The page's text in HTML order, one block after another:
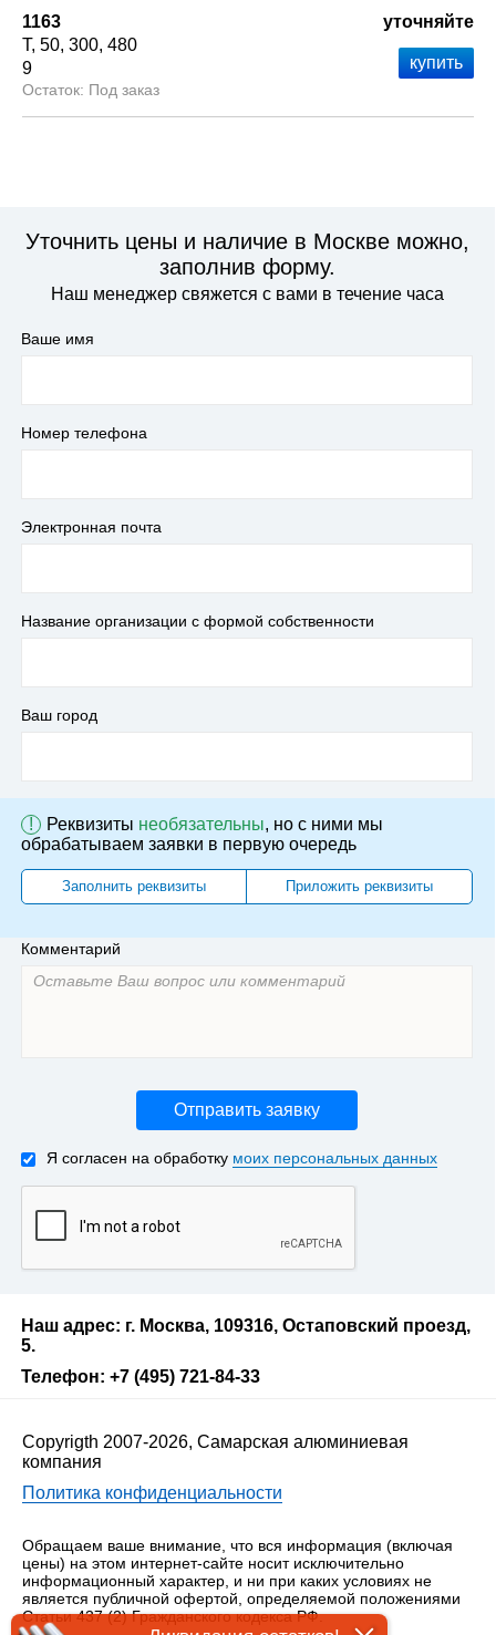
1163
Т 50 300 480
9
Под заказ
уточняйте
Уточнить цены и наличие в Москве можно,
заполнив форму.
Наш менеджер свяжется с вами в течение часа
Ваше имя
Номер телефона
Электронная почта
Название организации с формой собственности
Ваш город
! Реквизиты необязательны, но с ними мы
обрабатываем заявки в первую очередь
Заполнить реквизиты Приложить реквизиты
Комментарий
Отправить заявку
Я согласен на обработку моих персональных данных
Наш адрес: г. Москва, 109316, Остаповский проезд,
5.
Телефон: +7 (495) 721-84-33
Copyrigth 2007-2026, Самарская алюминиевая
компания
Политика конфиденциальности
Обращаем ваше внимание, что вся информация (включая
цены) на этом интернет-сайте носит исключительно
информационный характер, и ни при каких условиях не
является публичной офертой, определяемой положениями
Статьи 437 (2) Гражданского кодекса РФ.